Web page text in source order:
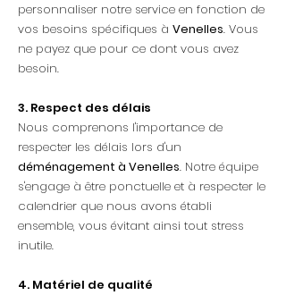
personnaliser notre service en fonction de
vos besoins spécifiques à Venelles. Vous
ne payez que pour ce dont vous avez
besoin.
3. Respect des délais
Nous comprenons l'importance de
respecter les délais lors d'un
déménagement à Venelles. Notre équipe
s'engage à être ponctuelle et à respecter le
calendrier que nous avons établi
ensemble, vous évitant ainsi tout stress
inutile.
4. Matériel de qualité